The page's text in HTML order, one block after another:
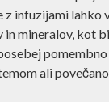
neposredno v
absorpcijo
z infuzijami lahko
mineralov, kot
je še posebej
&